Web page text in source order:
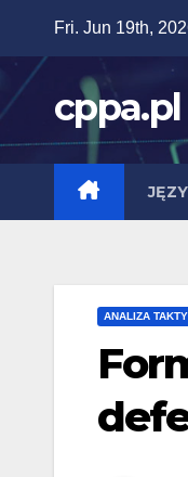
content
Fri. Jun 19th,
cppa.pl
ANALIZA